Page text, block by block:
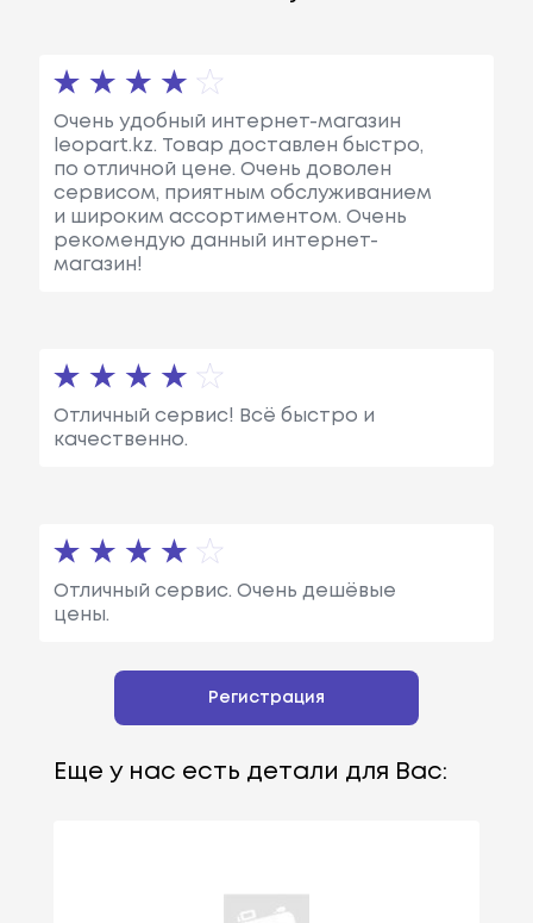
Очень удобный интернет-магазин
leopart.kz. Товар доставлен быстро,
по отличной цене. Очень доволен
сервисом, приятным обслуживанием
и широким ассортиментом. Очень
рекомендую данный интернет-
магазин!
Отличный сервис! Всё быстро и
качественно.
Отличный сервис. Очень дешёвые
цены.
Регистрация
Еще у нас есть детали для Вас: